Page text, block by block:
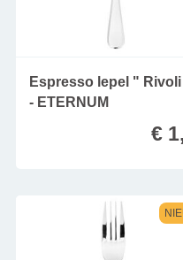
Espresso lepel "
- ETERNUM
€ 1,